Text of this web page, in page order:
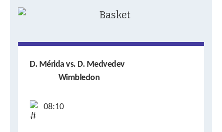
D. Mérida vs. D. Medvedev
Wimbledon
08:10